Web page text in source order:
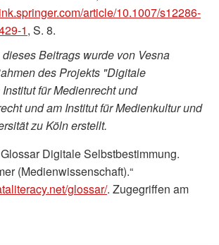
article/10.1007/s12286-
1, S. 8.
Beitrags wurde von Vesna
des Projekts "Digitale
für Medienrecht und
und am Institut für Medienkultur und
zu Köln erstellt.
Glossar Digitale Selbstbestimmung.
(Medienwissenschaft).“
glossar/. Zugegriffen am